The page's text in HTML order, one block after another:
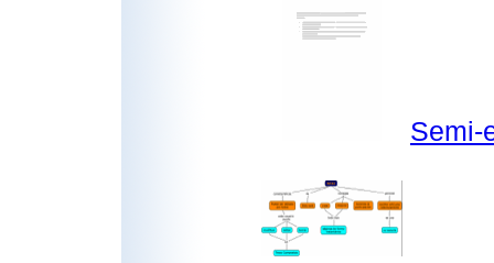
Semi-